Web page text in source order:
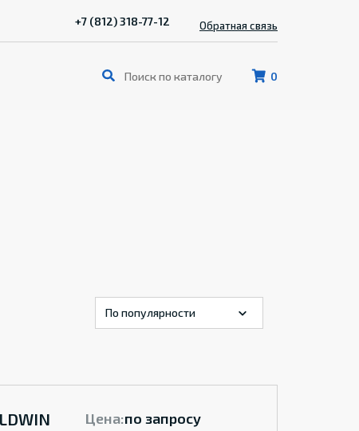
0
+7 (812) 318-77-12 Обратная связь
Цена:по запросу